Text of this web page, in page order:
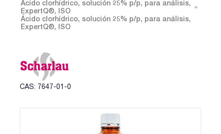
Ácido clorhídrico, solución 25% p/p, para análisis,
ExpertQ®, ISO
Ácido clorhídrico, solución 25% p/p, para análisis,
ExpertQ®, ISO
CAS: 7647-01-0